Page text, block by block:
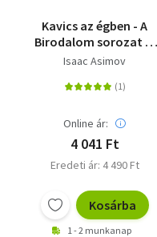
Kavics az égben - A
Birodalom sorozat 3.
kötete
Isaac Asimov
Online ár:
4 041 Ft
Eredeti ár: 4 490 Ft
Kosárba
1 - 2 munkanap